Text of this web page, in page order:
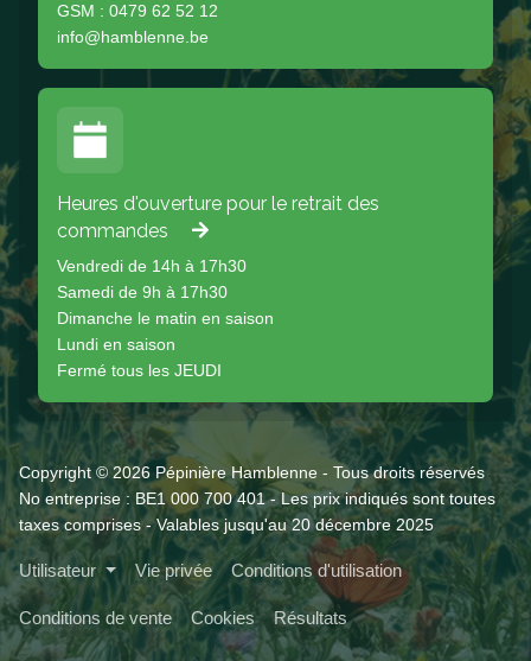
GSM : 0479 62 52 12
info@hamblenne.be
Heures d'ouverture pour le retrait des
commandes
Vendredi de 14h à 17h30
Samedi de 9h à 17h30
Dimanche le matin en saison
Lundi en saison
Fermé tous les JEUDI
Copyright © 2026 Pépinière Hamblenne - Tous droits réservés
No entreprise : BE1 000 700 401 - Les prix indiqués sont toutes
taxes comprises - Valables jusqu'au 20 décembre 2025
Utilisateur Vie privée Conditions d'utilisation
Conditions de vente Cookies Résultats